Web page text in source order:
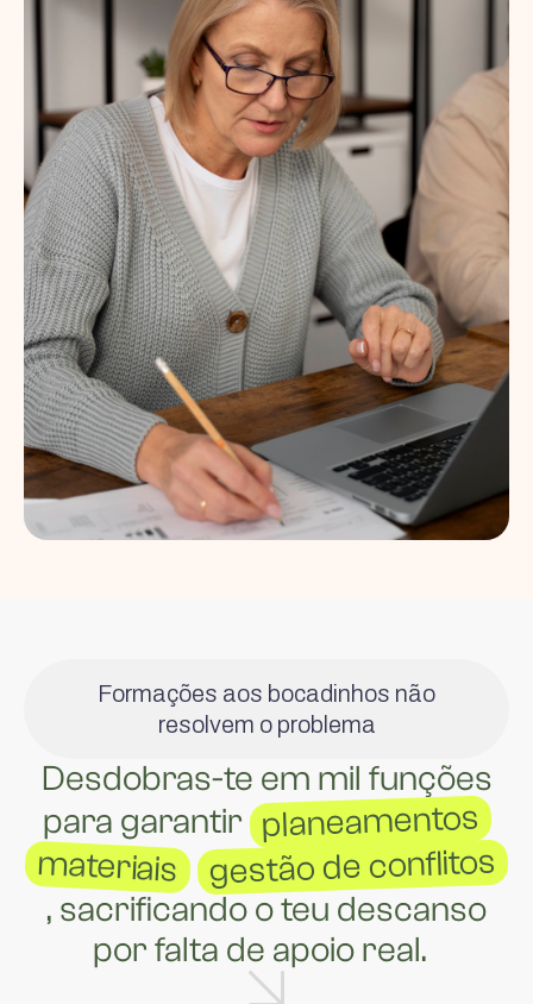
Formações aos bocadinhos não
resolvem o problema
Desdobras-te em mil funções
para garantir planeamentos
materiais gestão de conflitos
, sacrificando o teu descanso
por falta de apoio real.